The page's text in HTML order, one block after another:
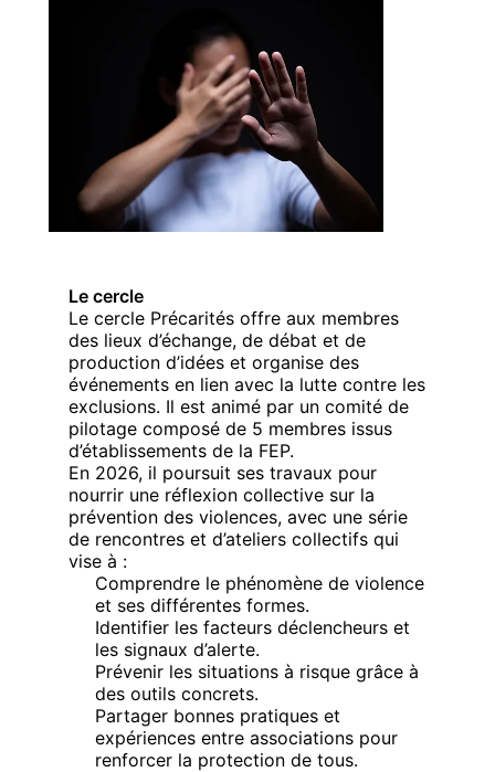
Le cercle
Le cercle Précarités offre aux membres
des lieux d’échange, de débat et de
production d’idées et organise des
événements en lien avec la lutte contre les
exclusions. Il est animé par un comité de
pilotage composé de 5 membres issus
d’établissements de la FEP.
En 2026, il poursuit ses travaux pour
nourrir une réflexion collective sur la
prévention des violences, avec une série
de rencontres et d’ateliers collectifs qui
vise à :
Comprendre le phénomène de violence
et ses différentes formes.
Identifier les facteurs déclencheurs et
les signaux d’alerte.
Prévenir les situations à risque grâce à
des outils concrets.
Partager bonnes pratiques et
expériences entre associations pour
renforcer la protection de tous.